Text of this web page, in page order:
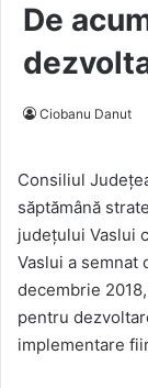
De
Ciobanu Danut
Consiliul
săptămână
județului Vaslui
Vaslui a semnat
decembrie
pentru
implementare